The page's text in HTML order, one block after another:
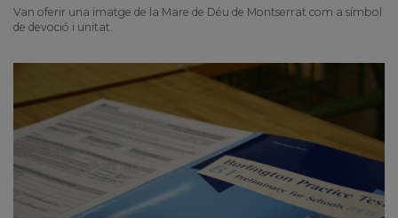
Van oferir una imatge de la Mare de Déu de Montserrat com a símbol
de devoció i unitat.